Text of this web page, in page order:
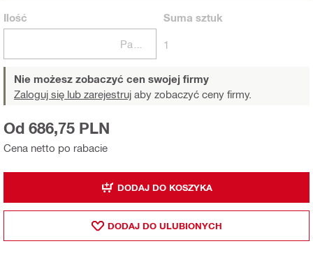
Ilość Suma sztuk
1
Nie możesz zobaczyć cen swojej firmy
Zaloguj się lub zarejestruj aby zobaczyć ceny firmy.
Cena netto po rabacie
Od 686,75 PLN
DODAJ DO KOSZYKA
DODAJ DO ULUBIONYCH